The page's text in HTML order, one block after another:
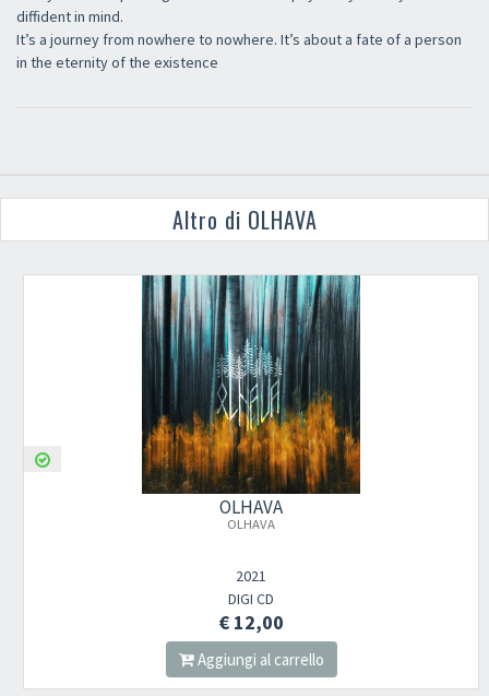
diffident in mind.
It’s a journey from nowhere to nowhere. It’s about a fate of a person
in the eternity of the existence
Altro di OLHAVA
OLHAVA
OLHAVA
2021
DIGI CD
€ 12,00
Aggiungi al carrello